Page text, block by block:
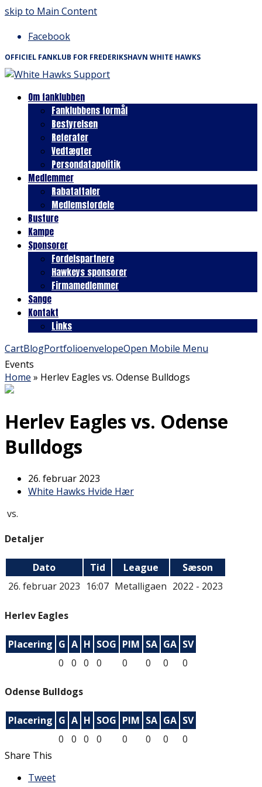
skip to Main Content
Facebook
OFFICIEL FANKLUB FOR FREDERIKSHAVN WHITE HAWKS
Om fanklubben
Fanklubbens formål
Bestyrelsen
Referater
Vedtægter
Persondatapolitik
Medlemmer
Rabataftaler
Medlemsfordele
Busture
Kampe
Sponsorer
Fordelspartnere
Hawkeys sponsorer
Firmamedlemmer
Sange
Kontakt
Links
CartBlogPortfolioenvelopeOpen Mobile Menu
Events
Home » Herlev Eagles vs. Odense Bulldogs
Herlev Eagles vs. Odense
Bulldogs
26. februar 2023
White Hawks Hvide Hær
vs.
Detaljer
Dato Tid League
Sæson
26. februar 2023 16:07 Metalligaen 2022 - 2023
Herlev Eagles
Placering G A H SOG PIM SA GA SV
0
0 0 0 0 0 0 0
Odense Bulldogs
Placering G A H SOG PIM SA GA SV
0
0 0 0 0 0 0
0
Share This
Tweet